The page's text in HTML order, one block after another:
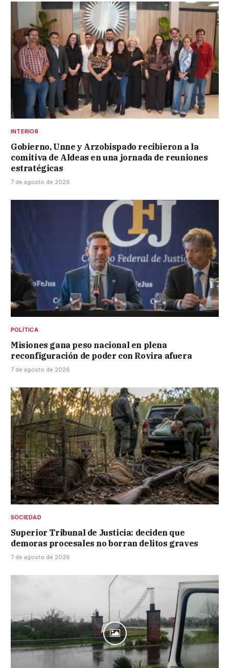
INTERIOR
Gobierno, Unne y Arzobispado recibieron a la
comitiva de Aldeas en una jornada de reuniones
estratégicas
7 de agosto de 2026
POLÍTICA
Misiones gana peso nacional en plena
reconfiguración de poder con Rovira afuera
7 de agosto de 2026
SOCIEDAD
Superior Tribunal de Justicia: deciden que
demoras procesales no borran delitos graves
7 de agosto de 2026